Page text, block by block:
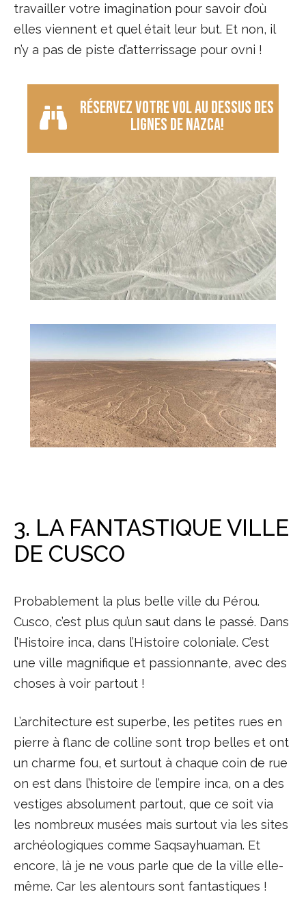
travailler votre imagination pour savoir d’où
elles viennent et quel était leur but. Et non, il
n’y a pas de piste d’atterrissage pour ovni !
Réservez votre vol au dessus des
lignes de Nazca!
3. LA FANTASTIQUE VILLE
DE CUSCO
Probablement la plus belle ville du Pérou.
Cusco, c’est plus qu’un saut dans le passé. Dans
l’Histoire inca, dans l’Histoire coloniale. C’est
une ville magnifique et passionnante, avec des
choses à voir partout !
L’architecture est superbe, les petites rues en
pierre à flanc de colline sont trop belles et ont
un charme fou, et surtout à chaque coin de rue
on est dans l’histoire de l’empire inca, on a des
vestiges absolument partout, que ce soit via
les nombreux musées mais surtout via les sites
archéologiques comme Saqsayhuaman. Et
encore, là je ne vous parle que de la ville elle-
même. Car les alentours sont fantastiques !